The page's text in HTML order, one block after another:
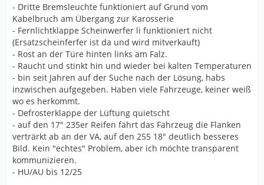
- Dritte Bremsleuchte funktioniert auf Grund vom
Kabelbruch am Übergang zur Karosserie
- Fernlichtklappe Scheinwerfer li funktioniert nicht
(Ersatzscheinferfer ist da und wird mitverkauft)
- Rost an der Türe hinten links am Falz.
- Raucht und stinkt hin und wieder bei kalten Temperaturen
- bin seit Jahren auf der Suche nach der Lösung, habs
inzwischen aufgegeben. Haben viele Fahrzeuge, keiner weiß
wo es herkommt.
- Defrosterklappe der Lüftung quietscht
- auf den 17" 235er Reifen fährt das Fahrzeug die Flanken
verträrkt ab an der VA, auf den 255 18" deutlich besseres
Bild. Kein "echtes" Problem, aber ich möchte transparent
kommunizieren.
- HU/AU bis 12/25